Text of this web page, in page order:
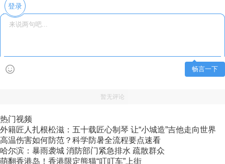
登录
畅言一下
暂无评论
热门视频
外籍匠人扎根松滋：五十载匠心制琴 让“小城造”吉他走向世界
高温伤害如何防范？科学防暑全流程要点速看
哈尔滨：暴雨袭城 消防部门紧急排水 疏散群众
萌翻香港岛！香港限定熊猫“叮叮车”上街